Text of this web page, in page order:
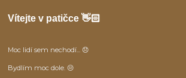
Vítejte v patičce 👋🏻
Moc lidí sem nechodí... 😞
Bydlím moc dole. 😒